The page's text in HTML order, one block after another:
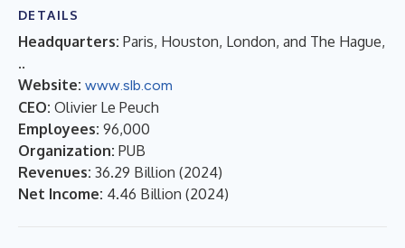
DETAILS
Headquarters: Paris, Houston, London, and The Hague,
..
Website: www.slb.com
CEO: Olivier Le Peuch
Employees: 96,000
Organization: PUB
Revenues: 36.29 Billion (2024)
Net Income: 4.46 Billion (2024)